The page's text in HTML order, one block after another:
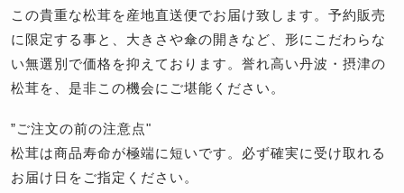
この貴重な松茸を産地直送便でお届け致します。予約販売
に限定する事と、大きさや傘の開きなど、形にこだわらな
い無選別で価格を抑えております。誉れ高い丹波・摂津の
松茸を、是非この機会にご堪能ください。
”ご注文の前の注意点"
松茸は商品寿命が極端に短いです。必ず確実に受け取れる
お届け日をご指定ください。